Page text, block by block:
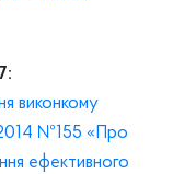
виконкому
№155 «Про
ефективного